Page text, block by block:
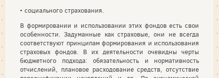
• социального страхования.
В формировании и использовании этих фондов есть свои
особенности. Задуманные как страховые, они не всегда
соответствуют принципам формирования и использования
страховых фондов. В их деятельности очевидны черты
бюджетного подхода: обязательность и нормативность
отчислений, плановое расходование средств, отсутствие